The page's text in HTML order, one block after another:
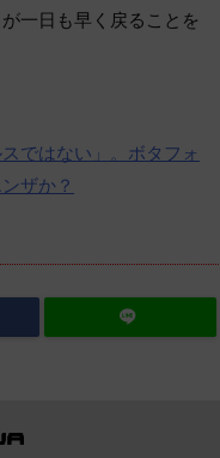
一日も早く戻ることを
ではない」。ボタフォ
ザか？